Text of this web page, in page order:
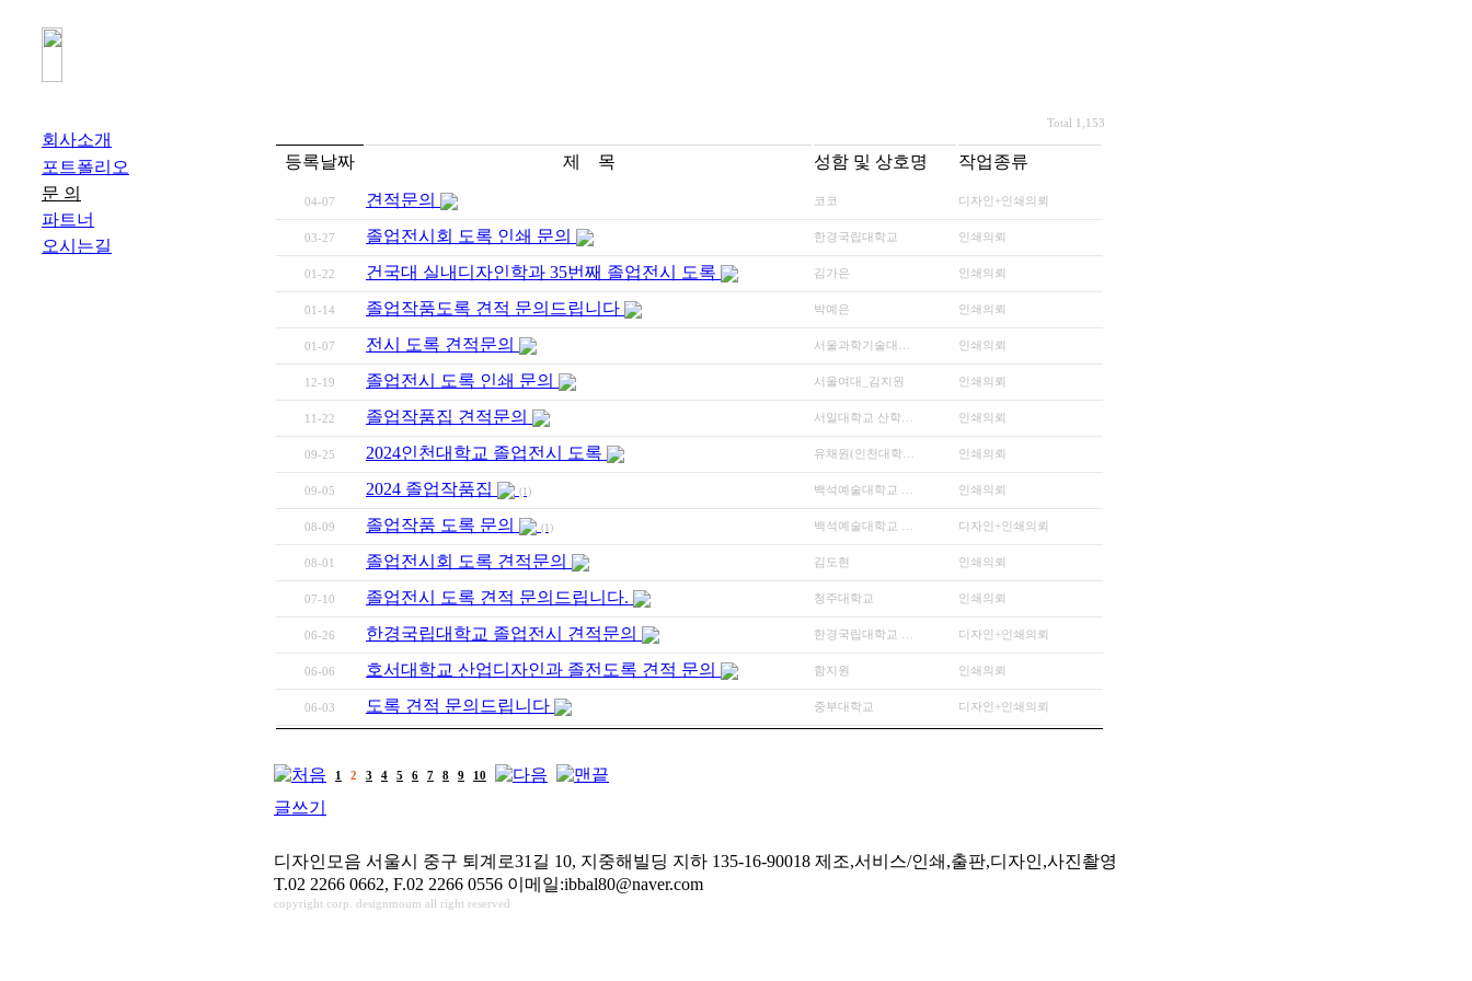
회사소개
포트폴리오
문 의
파트너
오시는길
Total 1,153
등록날짜 제 목 성함 및 상호명 작업종류
04-07 견적문의 코코 디자인+인쇄의뢰
03-27 졸업전시회 도록 인쇄 문의 한경국립대학교 인쇄의뢰
01-22 건국대 실내디자인학과 35번째 졸업전시 도록 김가은 인쇄의뢰
01-14 졸업작품도록 견적 문의드립니다 박예은 인쇄의뢰
01-07 전시 도록 견적문의 서울과학기술대… 인쇄의뢰
12-19 졸업전시 도록 인쇄 문의 서울여대_김지원 인쇄의뢰
11-22 졸업작품집 견적문의 서일대학교 산학… 인쇄의뢰
09-25 2024인천대학교 졸업전시 도록 유채원(인천대학… 인쇄의뢰
09-05 2024 졸업작품집 (1) 백석예술대학교 … 인쇄의뢰
08-09 졸업작품 도록 문의 (1) 백석예술대학교 … 디자인+인쇄의뢰
08-01 졸업전시회 도록 견적문의 김도현 인쇄의뢰
07-10 졸업전시 도록 견적 문의드립니다. 청주대학교 인쇄의뢰
06-26 한경국립대학교 졸업전시 견적문의 한경국립대학교 … 디자인+인쇄의뢰
06-06 호서대학교 산업디자인과 졸전도록 견적 문의 함지원 인쇄의뢰
06-03 도록 견적 문의드립니다 중부대학교 디자인+인쇄의뢰
1 2 3 4 5 6 7 8 9 10
글쓰기
디자인모음 서울시 중구 퇴계로31길 10, 지중해빌딩 지하 135-16-90018 제조,서비스/인쇄,출판,디자인,사진촬영
T.02 2266 0662, F.02 2266 0556 이메일:ibbal80@naver.com
copyright corp. designmoum all right reserved